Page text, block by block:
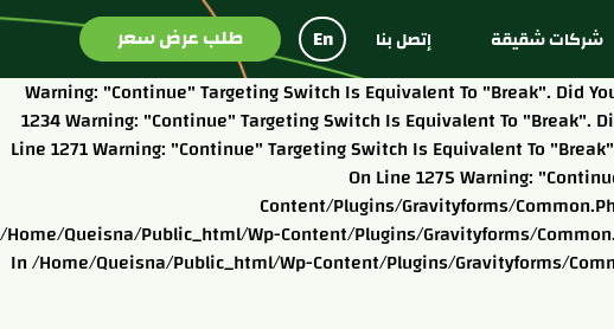
Warning: "continue" Targeting Switch Is Equivalent To "break". Did
1234 Warning: "continue" Targeting Switch Is Equivalent To
Line 1271 Warning: "continue" Targeting Switch Is Equivalent To
On Line 1275 Warning:
Content/plugins/gravityforms/
/home/queisna/public_html/wp-Content/plugins/gravityforms/
In /home/queisna/public_html/wp-Content/plugins/gravityforms/
En طلب عرض سعر شركات شقيقة إتصل بنا